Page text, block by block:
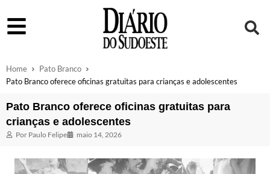
Home
Pato Branco
Pato Branco oferece oficinas gratuitas para crianças e adolescentes
Pato Branco oferece oficinas gratuitas para
crianças e adolescentes
Por Paulo Felipe maio 14, 2026